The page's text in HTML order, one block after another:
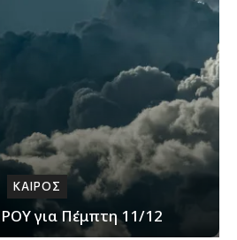
ΚΑΙΡΟΣ
για Πέμπτη 11/12